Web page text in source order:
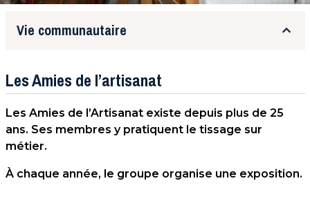
Les Amies de l’artisanat
Les Amies de l’Artisanat existe depuis plus de 25
ans. Ses membres y pratiquent le tissage sur
métier.
À chaque année, le groupe organise une exposition.
Vie communautaire